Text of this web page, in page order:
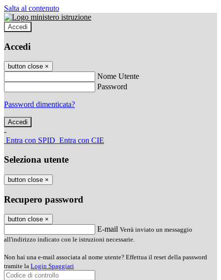
Salta al contenuto
Accedi
Accedi
button close ×
Nome Utente
Password
Password dimenticata?
-
Entra con SPID Entra con CIE
Seleziona utente
button close ×
Recupero password
button close ×
E-mail Verrà inviato un messaggio
all'indirizzo indicato con le istruzioni necessarie.
Non hai una e-mail associata al nome utente? Effettua il reset della password
tramite la Login Spaggiari